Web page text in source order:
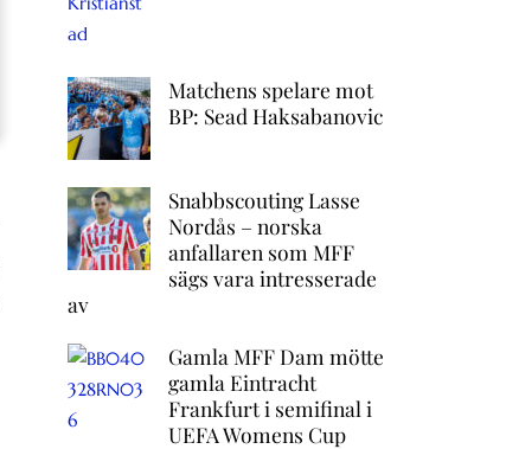
Matchens spelare mot
BP: Sead Haksabanovic
Snabbscouting Lasse
Nordås – norska
anfallaren som MFF
sägs vara intresserade
av
Gamla MFF Dam mötte
gamla Eintracht
Frankfurt i semifinal i
UEFA Womens Cup